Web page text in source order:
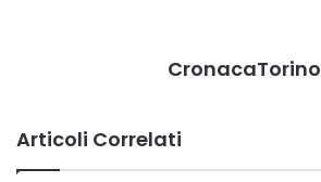
CronacaTorino
Articoli Correlati